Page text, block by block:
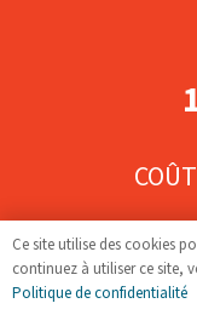
Ce site utilise des cookies
continuez à utiliser ce site,
Politique de confidentialité